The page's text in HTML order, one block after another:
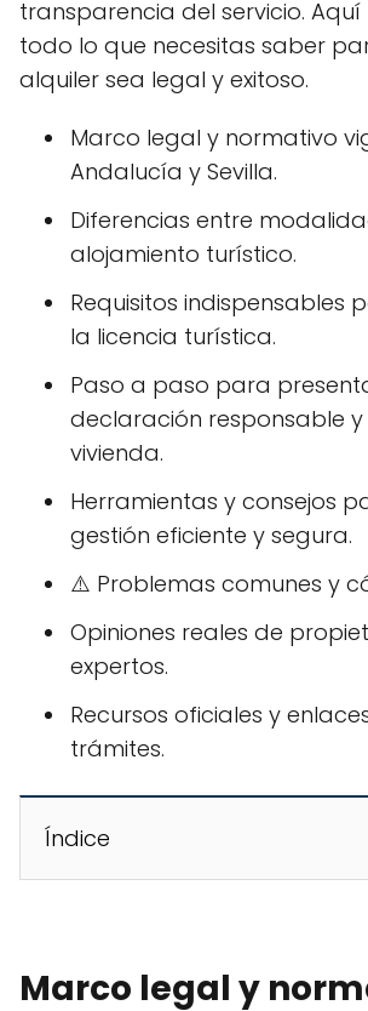
transparencia del servicio.
todo lo que necesitas saber
alquiler sea legal y exitoso.
Marco legal y normativo
Andalucía y Sevilla.
Diferencias entre
alojamiento turístico.
Requisitos indispensables
la licencia turística.
Paso a paso para
declaración responsable
vivienda.
Herramientas y consejos
gestión eficiente y segura.
⚠️ Problemas comunes y
Opiniones reales de
expertos.
Recursos oficiales y
trámites.
Índice
Marco legal y